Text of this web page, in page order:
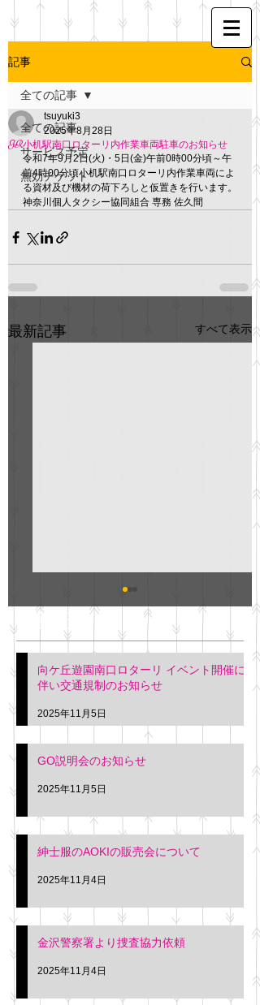
記事
全ての記事
サービス予定
無効チケット
全ての記事
JR小机駅南口ロターリ内作業車両駐車のお知らせ
tsuyuki3
2025年8月28日
令和7年9月2日(火)・5日(金)午前0時00分頃～午
前4時00分頃小机駅南口ロターリ内作業車両によ
る資材及び機材の荷下ろしと仮置きを行います。
神奈川個人タクシー協同組合 専務 佐久間
最新記事 すべて表示
明日(11月6日)午後3時～5
階会議室にてGOの説明会
を行います。 神奈川個人
タクシー協同組合 専務 佐
久間
最新記事
向ケ丘遊園南口ロターリ イベント開催に
伴い交通規制のお知らせ
2025年11月5日
GO説明会のお知らせ
2025年11月5日
紳士服のAOKIの販売会について
2025年11月4日
金沢警察署より捜査協力依頼
2025年11月4日